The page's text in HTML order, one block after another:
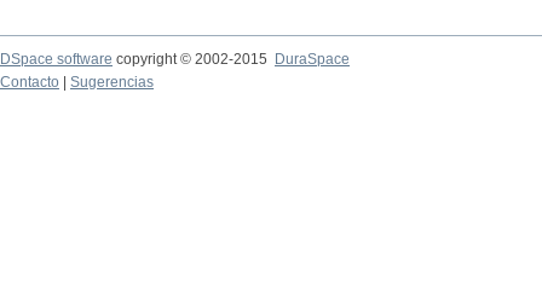
DSpace software copyright © 2002-2015
DuraSpace
Contacto
Sugerencias